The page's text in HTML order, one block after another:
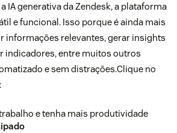
IA generativa da Zendesk, a plataforma
e funcional. Isso porque é ainda mais
informações relevantes, gerar insights
indicadores, entre muitos outros
e sem distrações.Clique no
e tenha mais produtividade